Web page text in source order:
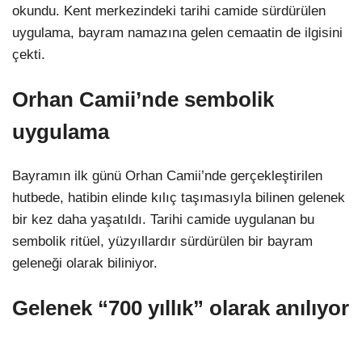
Instagram
Pinterest
okundu. Kent merkezindeki tarihi camide sürdürülen
uygulama, bayram namazına gelen cemaatin de ilgisini
çekti.
Orhan Camii’nde sembolik
uygulama
Bayramın ilk günü Orhan Camii’nde gerçekleştirilen
hutbede, hatibin elinde kılıç taşımasıyla bilinen gelenek
bir kez daha yaşatıldı. Tarihi camide uygulanan bu
sembolik ritüel, yüzyıllardır sürdürülen bir bayram
geleneği olarak biliniyor.
Gelenek “700 yıllık” olarak anılıyor